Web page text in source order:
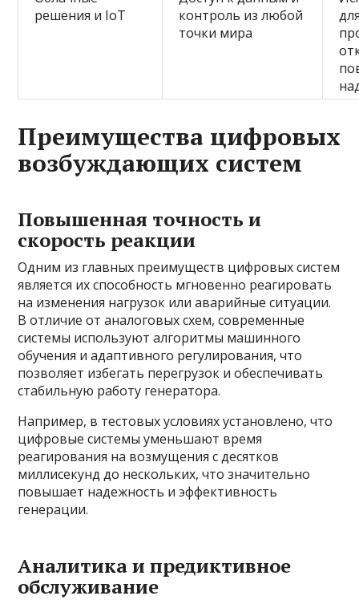
решения и IoT
контроль из любой
точки мира
Преимущества цифровых
возбуждающих систем
Повышенная точность и
скорость реакции
Одним из главных преимуществ цифровых систем
является их способность мгновенно реагировать
на изменения нагрузок или аварийные ситуации.
В отличие от аналоговых схем, современные
системы используют алгоритмы машинного
обучения и адаптивного регулирования, что
позволяет избегать перегрузок и обеспечивать
стабильную работу генератора.
Например, в тестовых условиях установлено, что
цифровые системы уменьшают время
реагирования на возмущения с десятков
миллисекунд до нескольких, что значительно
повышает надежность и эффективность
генерации.
Аналитика и предиктивное
обслуживание